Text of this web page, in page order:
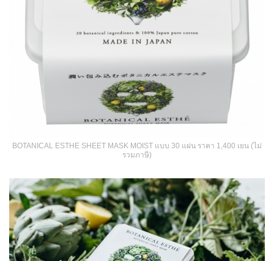
BOTANICAL ESTHE SHEET MASK MOIST แบบ 30 แผ่น ราคา 1,400 เยน (ไม่
รวมภาษี)